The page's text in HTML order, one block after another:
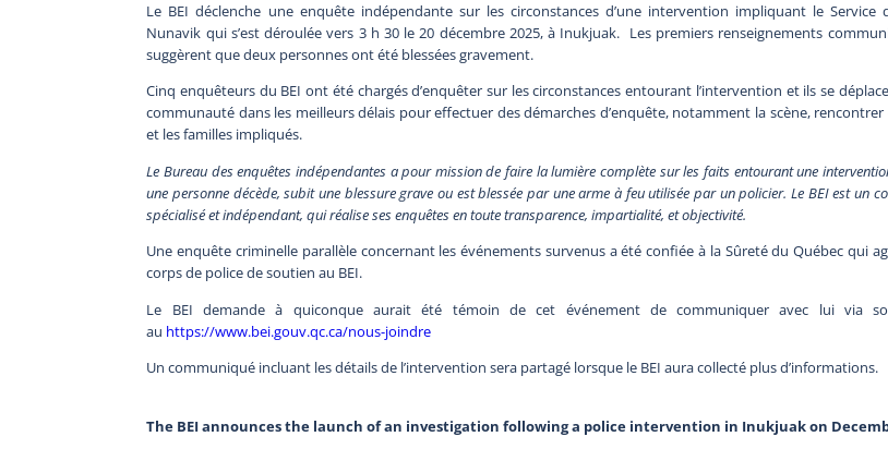
Le BEI déclenche une enquête indépendante sur les circonstances d’une intervention impliquant le Service
Nunavik qui s’est déroulée vers 3 h 30 le 20 décembre 2025, à Inukjuak. Les premiers renseignements
suggèrent que deux personnes ont été blessées gravement.
Cinq enquêteurs du BEI ont été chargés d’enquêter sur les circonstances entourant l’intervention et ils se
communauté dans les meilleurs délais pour effectuer des démarches d’enquête, notamment la scène,
et les familles impliqués.
Le Bureau des enquêtes indépendantes a pour mission de faire la lumière complète sur les faits entourant une
une personne décède, subit une blessure grave ou est blessée par une arme à feu utilisée par un policier. Le BEI est un
spécialisé et indépendant, qui réalise ses enquêtes en toute transparence, impartialité, et objectivité.
Une enquête criminelle parallèle concernant les événements survenus a été confiée à la Sûreté du Québec qui
corps de police de soutien au BEI.
Le BEI demande à quiconque aurait été témoin de cet événement de communiquer avec lui via
au https://www.bei.gouv.qc.ca/nous-joindre
Un communiqué incluant les détails de l’intervention sera partagé lorsque le BEI aura collecté plus d’informations.
The BEI announces the launch of an investigation following a police intervention in Inukjuak on